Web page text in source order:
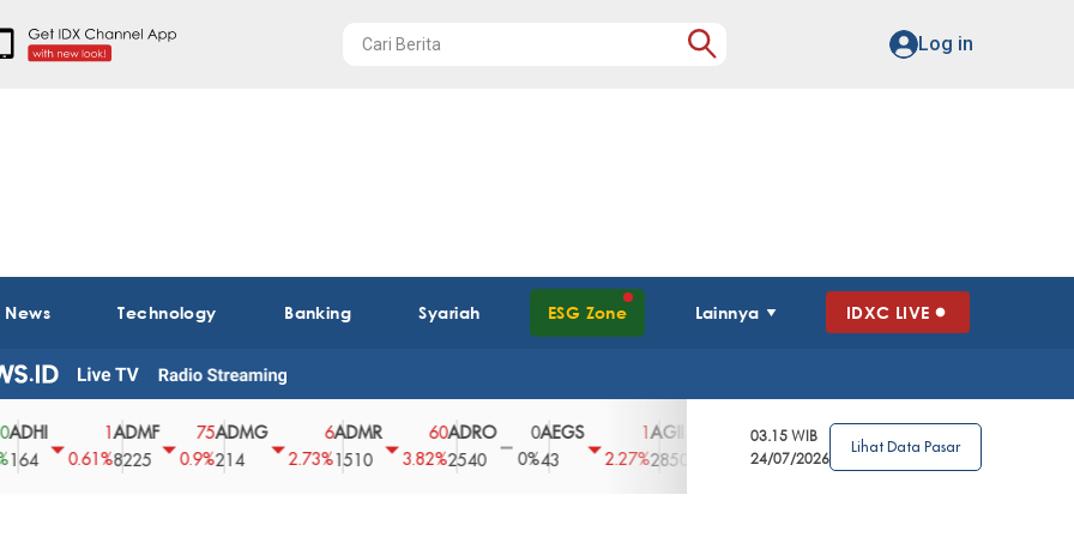
Log in
Technology Banking Syariah ESG Zone Lainnya IDXC LIVE
0.61%
ADMF
8225
75
0.9%
ADMG
214
2.73%
ADMR
1510
3.82%
ADRO
2540
0
0%
AEGS
43
2.27%
AGII
2850
3.39%
AGRO
4
2.63%
AGRS
0%
03.15 WIB
24/07/2026
Lihat Data Pasar